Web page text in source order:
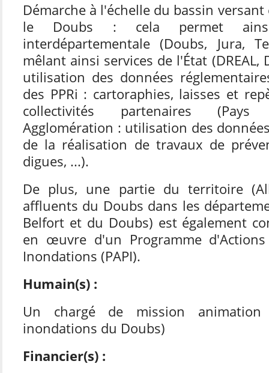
Démarche à l'échelle du bassin
le Doubs : cela permet
interdépartementale (Doubs, Jura,
mêlant ainsi services de l'État (DREAL,
utilisation des données
des PPRi : cartoraphies, laisses et
collectivités partenaires
Agglomération : utilisation des
de la réalisation de travaux de
digues, ...).
De plus, une partie du territoire
affluents du Doubs dans les
Belfort et du Doubs) est également
en œuvre d'un Programme
Inondations (PAPI).
Humain(s) :
Un chargé de mission animation
inondations du Doubs)
Financier(s) :